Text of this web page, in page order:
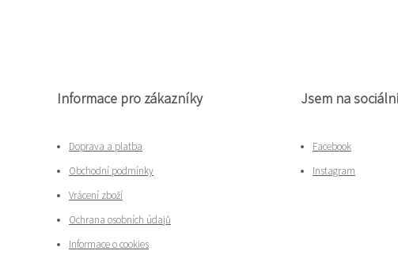
Informace pro zákazníky
Doprava a platba
Obchodní podmínky
Vrácení zboží
Ochrana osobních údajů
Informace o cookies
Jsem na
Facebook
Instagram